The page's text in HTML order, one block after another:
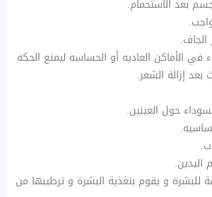
بعد الاستحمام.
الجاف.
في الأماكن العاديه أو الحساسه ليمنع الحكه
إزالة الشعر.
حول العينين.
اليدين.
للبشرة و يقوم بتغذية البشرة و ترطيبها من